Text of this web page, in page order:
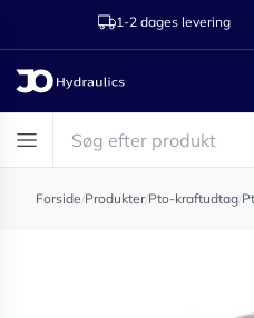
1-2 dages levering
Forside/Produkter/Pto-kraftudtag/